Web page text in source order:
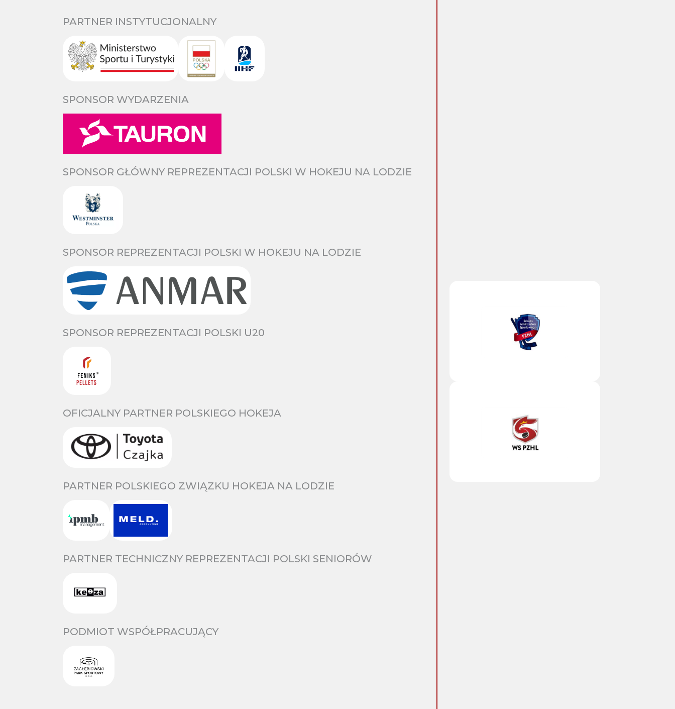
PARTNER INSTYTUCJONALNY
SPONSOR WYDARZENIA
SPONSOR GŁÓWNY REPREZENTACJI POLSKI W HOKEJU NA LODZIE
SPONSOR REPREZENTACJI POLSKI W HOKEJU NA LODZIE
SPONSOR REPREZENTACJI POLSKI U20
OFICJALNY PARTNER POLSKIEGO HOKEJA
PARTNER POLSKIEGO ZWIĄZKU HOKEJA NA LODZIE
PARTNER TECHNICZNY REPREZENTACJI POLSKI SENIORÓW
PODMIOT WSPÓŁPRACUJĄCY